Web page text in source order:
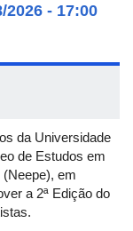
2026 - 17:00
da Universidade
de Estudos em
em
a 2ª Edição do